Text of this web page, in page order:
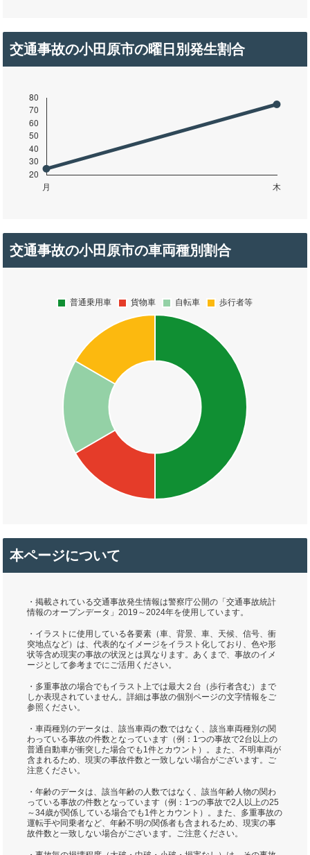
交通事故の小田原市の曜日別発生割合
交通事故の小田原市の車両種別割合
本ページについて
・掲載されている交通事故発生情報は警察庁公開の「交通事故統計
情報のオープンデータ」2019～2024年を使用しています。
・イラストに使用している各要素（車、背景、車、天候、信号、衝
突地点など）は、代表的なイメージをイラスト化しており、色や形
状等含め現実の事故の状況とは異なります。あくまで、事故のイメ
ージとして参考までにご活用ください。
・多重事故の場合でもイラスト上では最大２台（歩行者含む）まで
しか表現されていません。詳細は事故の個別ページの文字情報をご
参照ください。
・車両種別のデータは、該当車両の数ではなく、該当車両種別の関
わっている事故の件数となっています（例：1つの事故で2台以上の
普通自動車が衝突した場合でも1件とカウント）。また、不明車両が
含まれるため、現実の事故件数と一致しない場合がございます。ご
注意ください。
・年齢のデータは、該当年齢の人数ではなく、該当年齢人物の関わ
っている事故の件数となっています（例：1つの事故で2人以上の25
～34歳が関係している場合でも1件とカウント）。また、多重事故の
運転手や同乗者など、年齢不明の関係者も含まれるため、現実の事
故件数と一致しない場合がございます。ご注意ください。